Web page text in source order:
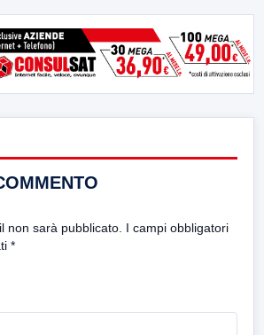
non sarà pubblicato. I campi obbligatori
*